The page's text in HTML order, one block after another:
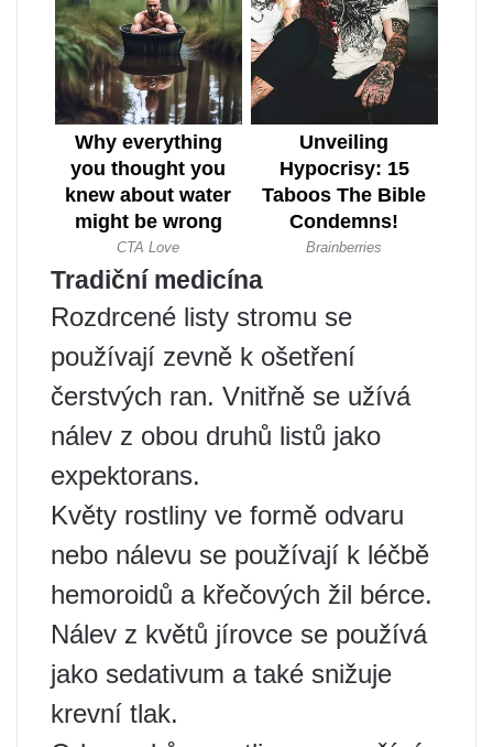
Tradiční medicína
Rozdrcené listy stromu se
používají zevně k ošetření
čerstvých ran. Vnitřně se užívá
nálev z obou druhů listů jako
expektorans.
Květy rostliny ve formě odvaru
nebo nálevu se používají k léčbě
hemoroidů a křečových žil bérce.
Nálev z květů jírovce se používá
jako sedativum a také snižuje
krevní tlak.